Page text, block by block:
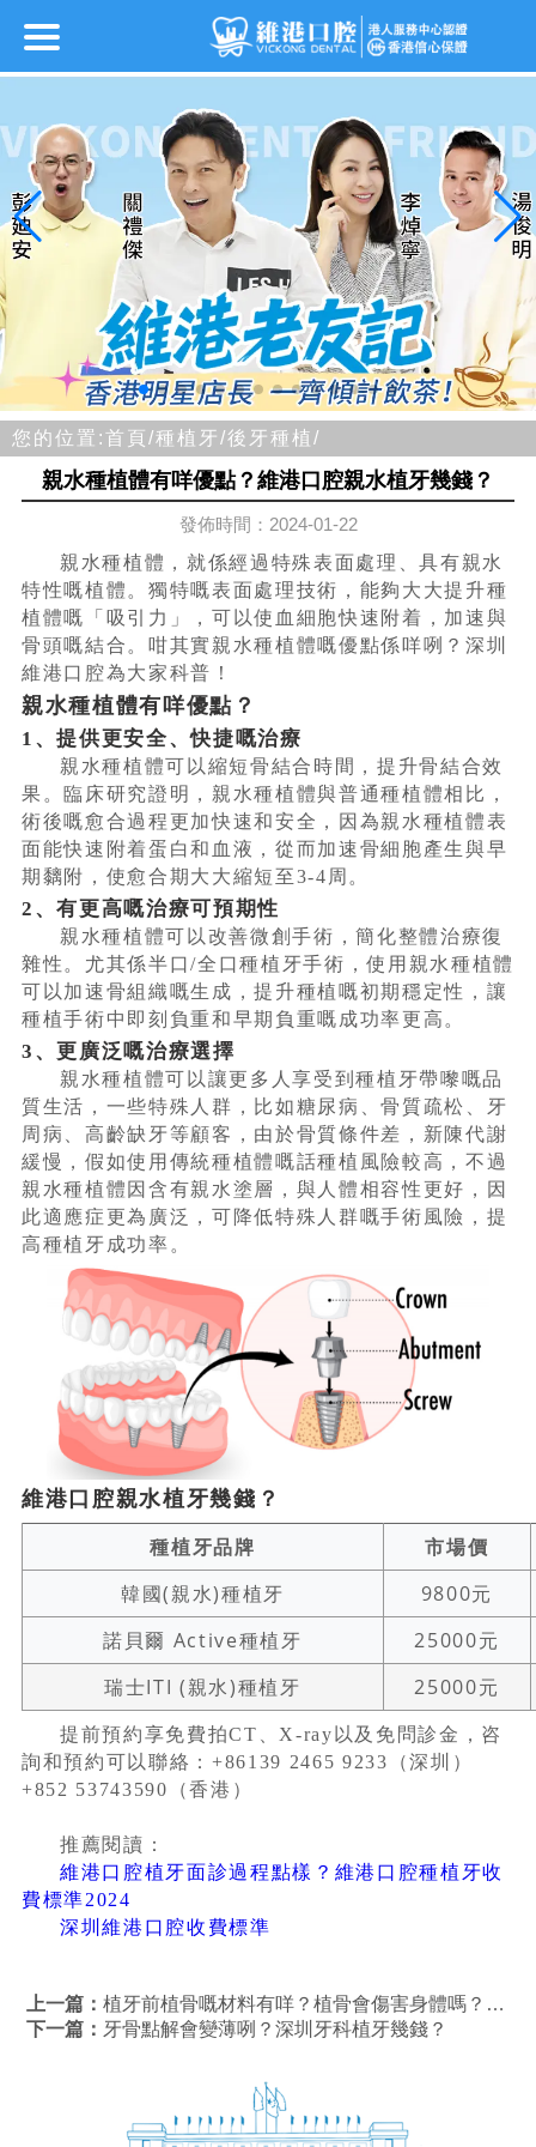
您的位置:首頁/種植牙/後牙種植/
親水種植體有咩優點？維港口腔親水植牙幾錢？
發佈時間：2024-01-22
親水種植體，就係經過特殊表面處理、具有親水
特性嘅植體。獨特嘅表面處理技術，能夠大大提升種
植體嘅「吸引力」，可以使血細胞快速附着，加速與
骨頭嘅結合。咁其實親水種植體嘅優點係咩咧？深圳
維港口腔為大家科普！
親水種植體有咩優點？
1、提供更安全、快捷嘅治療
親水種植體可以縮短骨結合時間，提升骨結合效
果。臨床研究證明，親水種植體與普通種植體相比，
術後嘅愈合過程更加快速和安全，因為親水種植體表
面能快速附着蛋白和血液，從而加速骨細胞產生與早
期黐附，使愈合期大大縮短至3-4周。
2、有更高嘅治療可預期性
親水種植體可以改善微創手術，簡化整體治療復
雜性。尤其係半口/全口種植牙手術，使用親水種植體
可以加速骨組織嘅生成，提升種植嘅初期穩定性，讓
種植手術中即刻負重和早期負重嘅成功率更高。
3、更廣泛嘅治療選擇
親水種植體可以讓更多人享受到種植牙帶嚟嘅品
質生活，一些特殊人群，比如糖尿病、骨質疏松、牙
周病、高齡缺牙等顧客，由於骨質條件差，新陳代謝
緩慢，假如使用傳統種植體嘅話種植風險較高，不過
親水種植體因含有親水塗層，與人體相容性更好，因
此適應症更為廣泛，可降低特殊人群嘅手術風險，提
高種植牙成功率。
維港口腔親水植牙幾錢？
種植牙品牌
市場價
韓國(親水)種植牙
9800元
諾貝爾 Active種植牙
25000元
瑞士ITI (親水)種植牙
25000元
提前預約享免費拍CT、X-ray以及免問診金，咨
詢和預約可以聯絡：+86139 2465 9233（深圳）
+852 53743590（香港）
推薦閱讀：
維港口腔植牙面診過程點樣？維港口腔種植牙收
費標準2024
深圳維港口腔收費標準
上一篇：植牙前植骨嘅材料有咩？植骨會傷害身體嗎？深圳牙科植牙幾錢？
下一篇： 牙骨點解會變薄咧？深圳牙科植牙幾錢？